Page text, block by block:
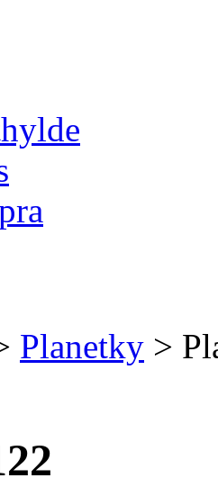
Planetky >